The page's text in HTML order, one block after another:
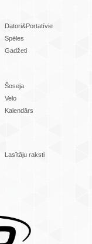
Datori&Portatīvie
Spēles
Gadžeti
Šoseja
Velo
Kalendārs
Lasītāju raksti